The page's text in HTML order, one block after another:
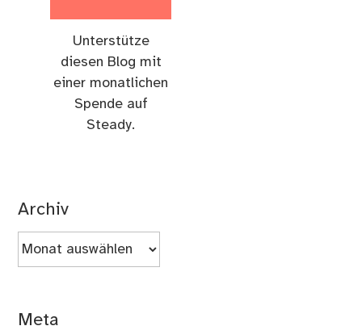
Unterstütze
diesen Blog mit
einer monatlichen
Spende auf
Steady.
Archiv
Archiv
Meta